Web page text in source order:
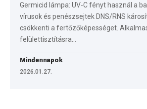
Germicid lámpa: UV-C fényt használ a
vírusok és penészsejtek DNS/RNS
csökkenti a fertőzőképességet.
felülettisztításra…
Mindennapok
2026.01.27.